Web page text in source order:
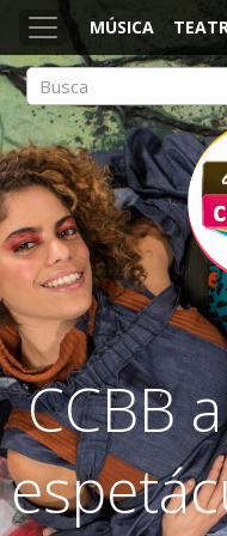
MÚSICA
ACESSO
Arte, Cultura Pop e
CCBB